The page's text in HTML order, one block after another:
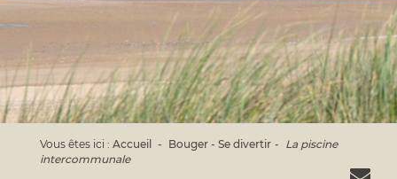
Vous êtes ici : Accueil Bouger - Se divertir
La piscine
intercommunale